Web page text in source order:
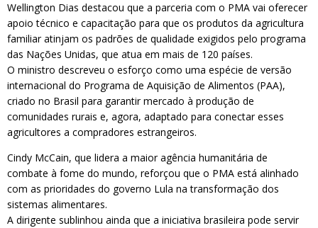
Wellington Dias destacou que a parceria com o PMA vai oferecer
apoio técnico e capacitação para que os produtos da agricultura
familiar atinjam os padrões de qualidade exigidos pelo programa
das Nações Unidas, que atua em mais de 120 países.
O ministro descreveu o esforço como uma espécie de versão
internacional do Programa de Aquisição de Alimentos (PAA),
criado no Brasil para garantir mercado à produção de
comunidades rurais e, agora, adaptado para conectar esses
agricultores a compradores estrangeiros.
Cindy McCain, que lidera a maior agência humanitária de
combate à fome do mundo, reforçou que o PMA está alinhado
com as prioridades do governo Lula na transformação dos
sistemas alimentares.
A dirigente sublinhou ainda que a iniciativa brasileira pode servir